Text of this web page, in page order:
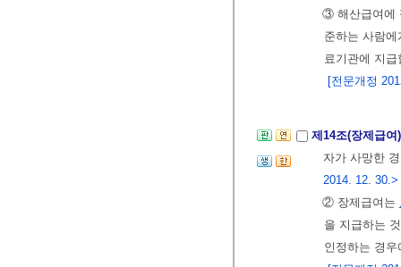
③ 해산급여에
준하는 사람
료기관에 지
[전문개정
제14조(장제급
자가 사망한
2014. 12. 30.>
② 장제급여는
을 지급하는
인정하는 경